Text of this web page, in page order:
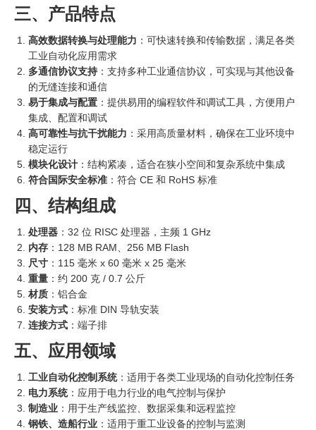
三、产品特点
高效数据转换与处理能力 ：可快速转换和传输数据，满足各类
工业自动化应用需求
多通信协议支持 ：支持多种工业通信协议，可实现与其他设备
的无缝连接和通信
易于集成与配置 ：提供易用的编程软件和调试工具，方便用户
集成、配置和调试
高可靠性与抗干扰能力 ：采用高质量材料，确保在工业环境中
稳定运行
模块化设计 ：结构紧凑，适合在狭小空间和复杂系统中集成
符合国际安全标准 ：符合 CE 和 RoHS 标准
四、结构组成
处理器 ：32 位 RISC 处理器，主频 1 GHz
内存 ：128 MB RAM、256 MB Flash
尺寸 ：115 毫米 x 60 毫米 x 25 毫米
重量 ：约 200 克 / 0.7 公斤
材质 ：铝合金
安装方式 ：标准 DIN 导轨安装
连接方式 ：端子排
五、应用领域
工业自动化控制系统：适用于各类工业现场的自动化控制任务
电力系统：应用于电力行业的电气控制与保护
制造业 ：用于生产线监控、数据采集和远程监控
钢铁、造船行业 ：适用于重工业设备的控制与监测